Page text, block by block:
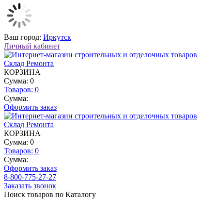
Ваш город: Иркутск
Личный кабинет
КОРЗИНА
Сумма: 0
Товаров: 0
Сумма:
Оформить заказ
КОРЗИНА
Сумма: 0
Товаров: 0
Сумма:
Оформить заказ
8-800-775-27-27
Заказать звонок
Поиск товаров по Каталогу